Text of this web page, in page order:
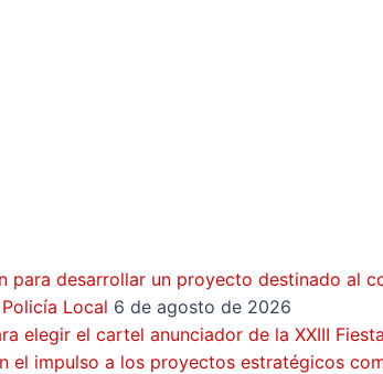
desarrollar un proyecto destinado al
Local 6 de agosto de 2026
elegir el cartel anunciador de la XXIII
el impulso a los proyectos estratégicos